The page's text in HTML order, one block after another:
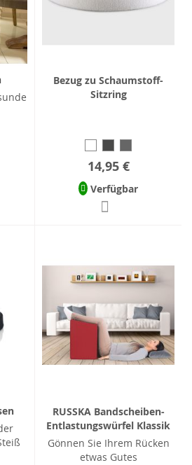
Bezug zu Schaumstoff-
Sitzring
14,95 €
Verfügbar
RUSSKA Bandscheiben-
Entlastungswürfel Klassik
Gönnen Sie Ihrem Rücken
etwas Gutes